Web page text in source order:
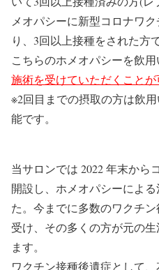
メオパシーに新型コロナワ
り、3回以上接種をされた方で
こちらのホメオパシーを飲用
施術を受けていただくことが
※2回目までの摂取の方は飲
能です。
当サロンでは 2022 年末から
開設し、ホメオパシーによ
た。今までに多数のワクチ
受け、その多くの方が元の
ます。
ワクチン接種後遺症として